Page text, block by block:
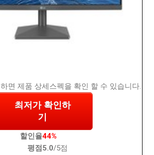
하면 제품 상세스펙을 확인 할 수 있습니다.
최저가 확인하
기
할인율44%
평점 5.0/5점